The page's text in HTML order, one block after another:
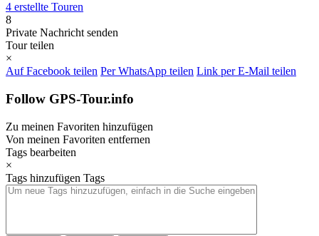
4 erstellte Touren
8
Private Nachricht senden
Tour teilen
×
Auf Facebook teilen Per WhatsApp teilen Link per E-Mail teilen
Follow GPS-Tour.info
Zu meinen Favoriten hinzufügen
Von meinen Favoriten entfernen
Tags bearbeiten
×
Tags hinzufügen Tags